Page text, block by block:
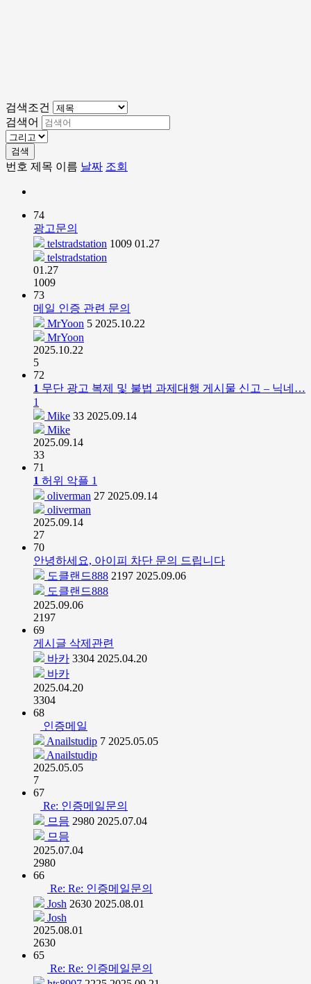
검색조건
검색어
검색
번호 제목 이름 날짜 조회
74
광고문의
telstradstation 1009 01.27
telstradstation
01.27
1009
73
메일 인증 관련 문의
MrYoon 5 2025.10.22
MrYoon
2025.10.22
5
72
1 무단 광고 복제 및 불법 과제대행 게시물 신고 – 닉네…
1
Mike 33 2025.09.14
Mike
2025.09.14
33
71
1 허위 악플 1
oliverman 27 2025.09.14
oliverman
2025.09.14
27
70
안녕하세요, 아이피 차단 문의 드립니다
도클랜드888 2197 2025.09.06
도클랜드888
2025.09.06
2197
69
게시글 삭제관련
바카 3304 2025.04.20
바카
2025.04.20
3304
68
인증메일
Anailstudip 7 2025.05.05
Anailstudip
2025.05.05
7
67
Re: 인증메일문의
므믐 2980 2025.07.04
므믐
2025.07.04
2980
66
Re: Re: 인증메일문의
Josh 2630 2025.08.01
Josh
2025.08.01
2630
65
Re: Re: 인증메일문의